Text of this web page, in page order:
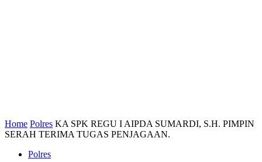
Home Polres KA SPK REGU I AIPDA SUMARDI, S.H. PIMPIN
SERAH TERIMA TUGAS PENJAGAAN.
Polres